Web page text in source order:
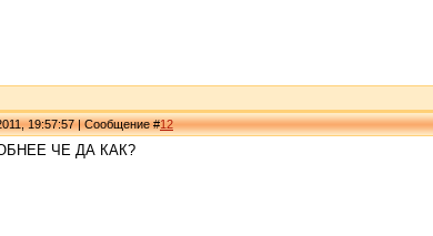
19:57:57 | Сообщение #12
ЧЕ ДА КАК?